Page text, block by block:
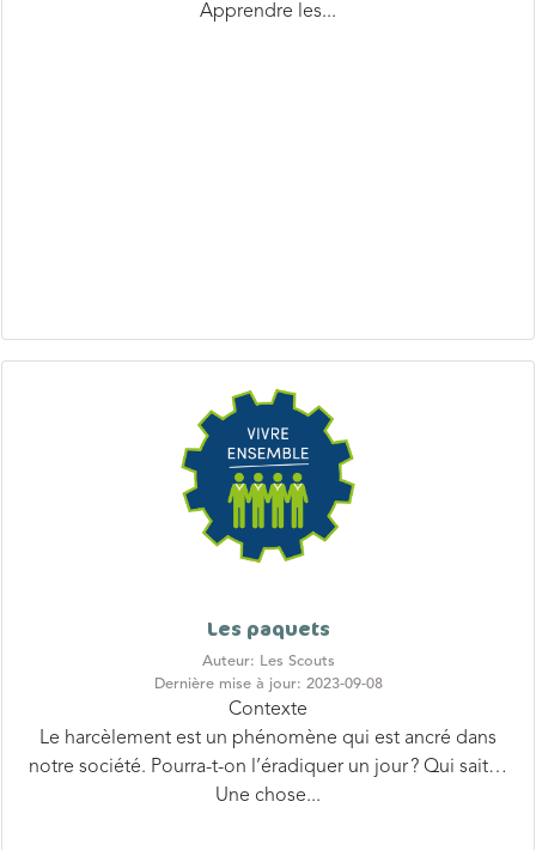
Auteur: Les Scouts
Dernière mise à jour: 2023-09-08
Contexte
Le harcèlement est un phénomène qui est ancré dans
notre société. Pourra-t-on l’éradiquer un jour ? Qui sait…
Une chose...